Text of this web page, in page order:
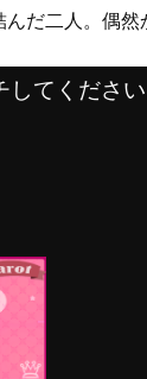
だ二人。偶然
てください